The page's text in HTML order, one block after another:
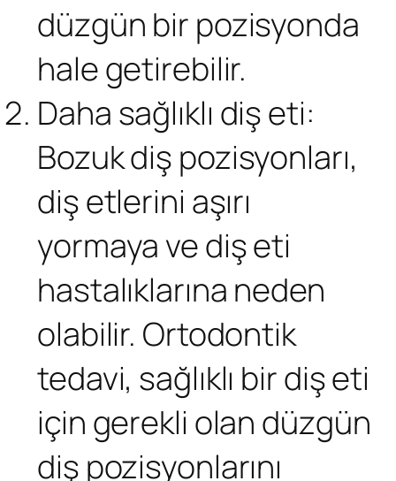
düzgün bir pozisyonda
hale getirebilir.
Daha sağlıklı diş eti:
Bozuk diş pozisyonları,
diş etlerini aşırı
yormaya ve diş eti
hastalıklarına neden
olabilir. Ortodontik
tedavi, sağlıklı bir diş eti
için gerekli olan düzgün
diş pozisyonlarını